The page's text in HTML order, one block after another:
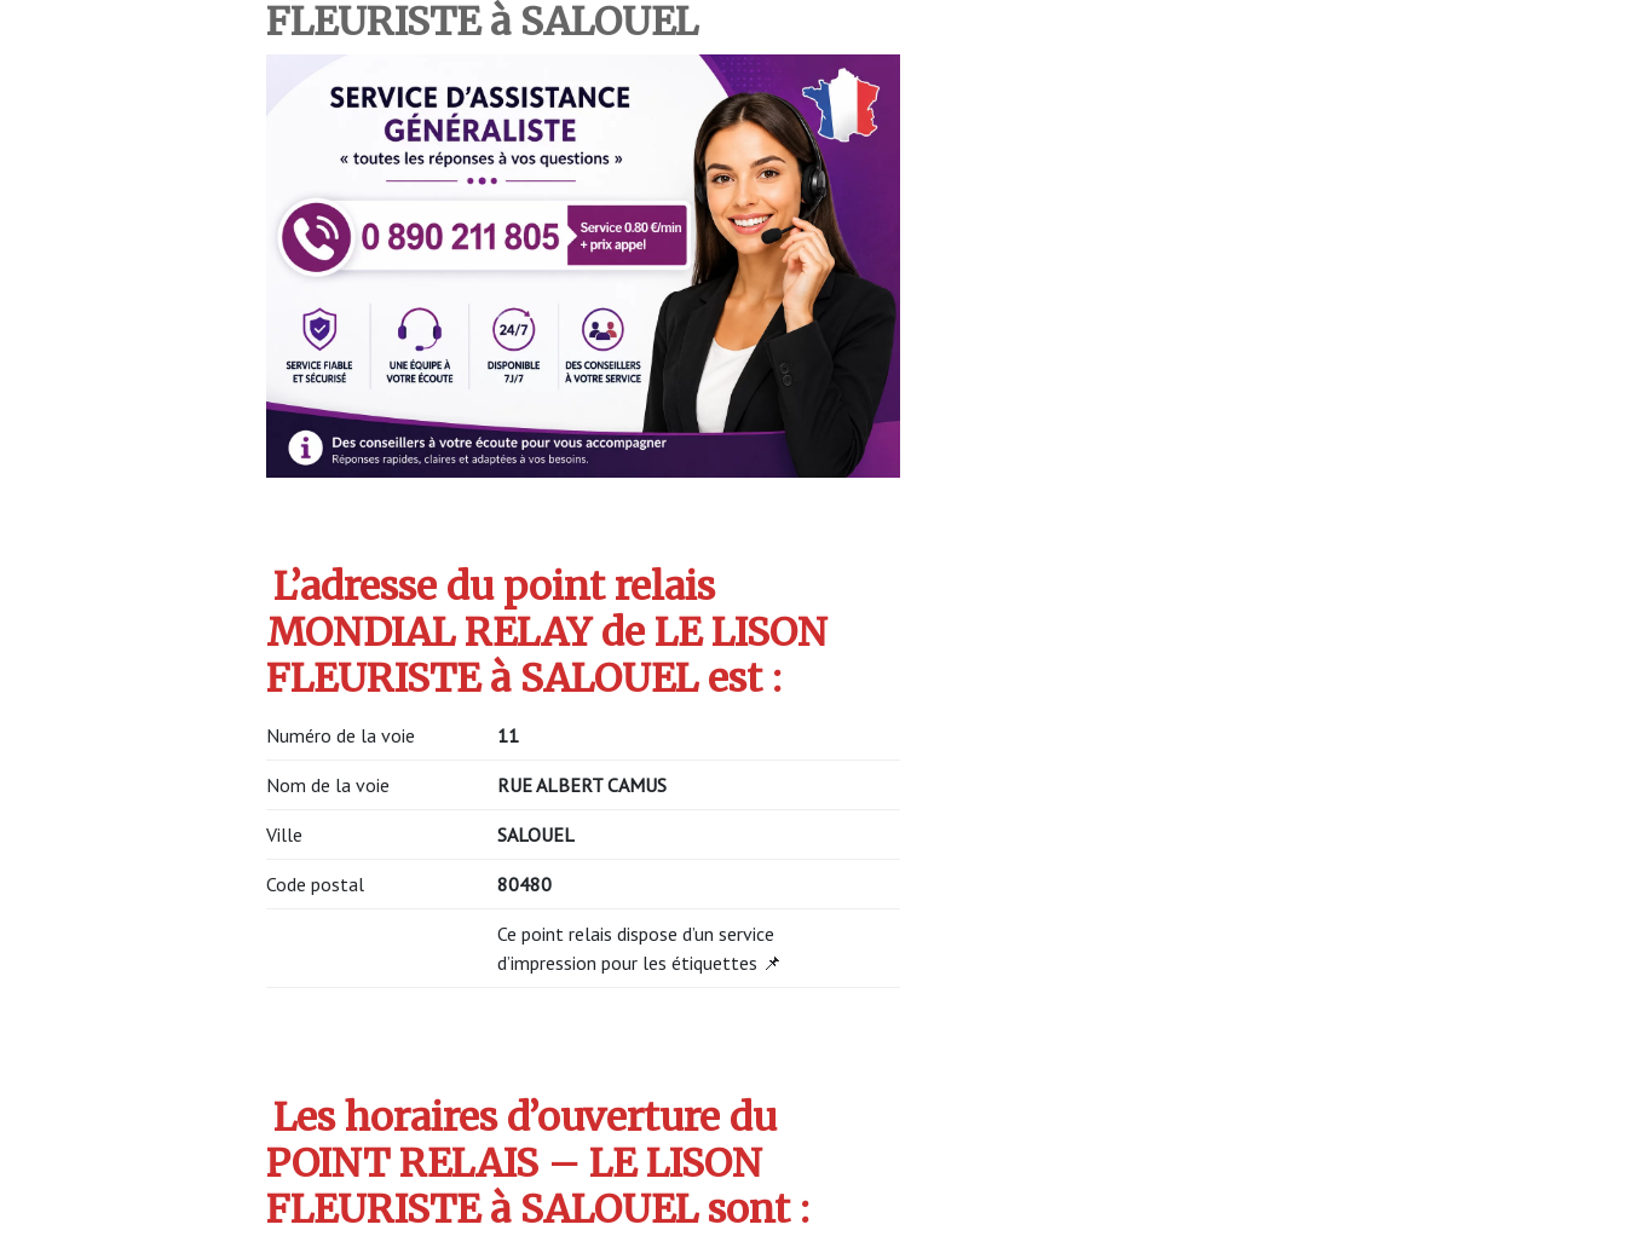
FLEURISTE à SALOUEL
L’adresse du point relais
MONDIAL RELAY de LE LISON
FLEURISTE à SALOUEL est :
Numéro de la voie 11
Nom de la voie RUE ALBERT CAMUS
Ville SALOUEL
Code postal 80480
Ce point relais dispose d’un service
d’impression pour les étiquettes 📌
Les horaires d’ouverture du
POINT RELAIS – LE LISON
FLEURISTE à SALOUEL sont :